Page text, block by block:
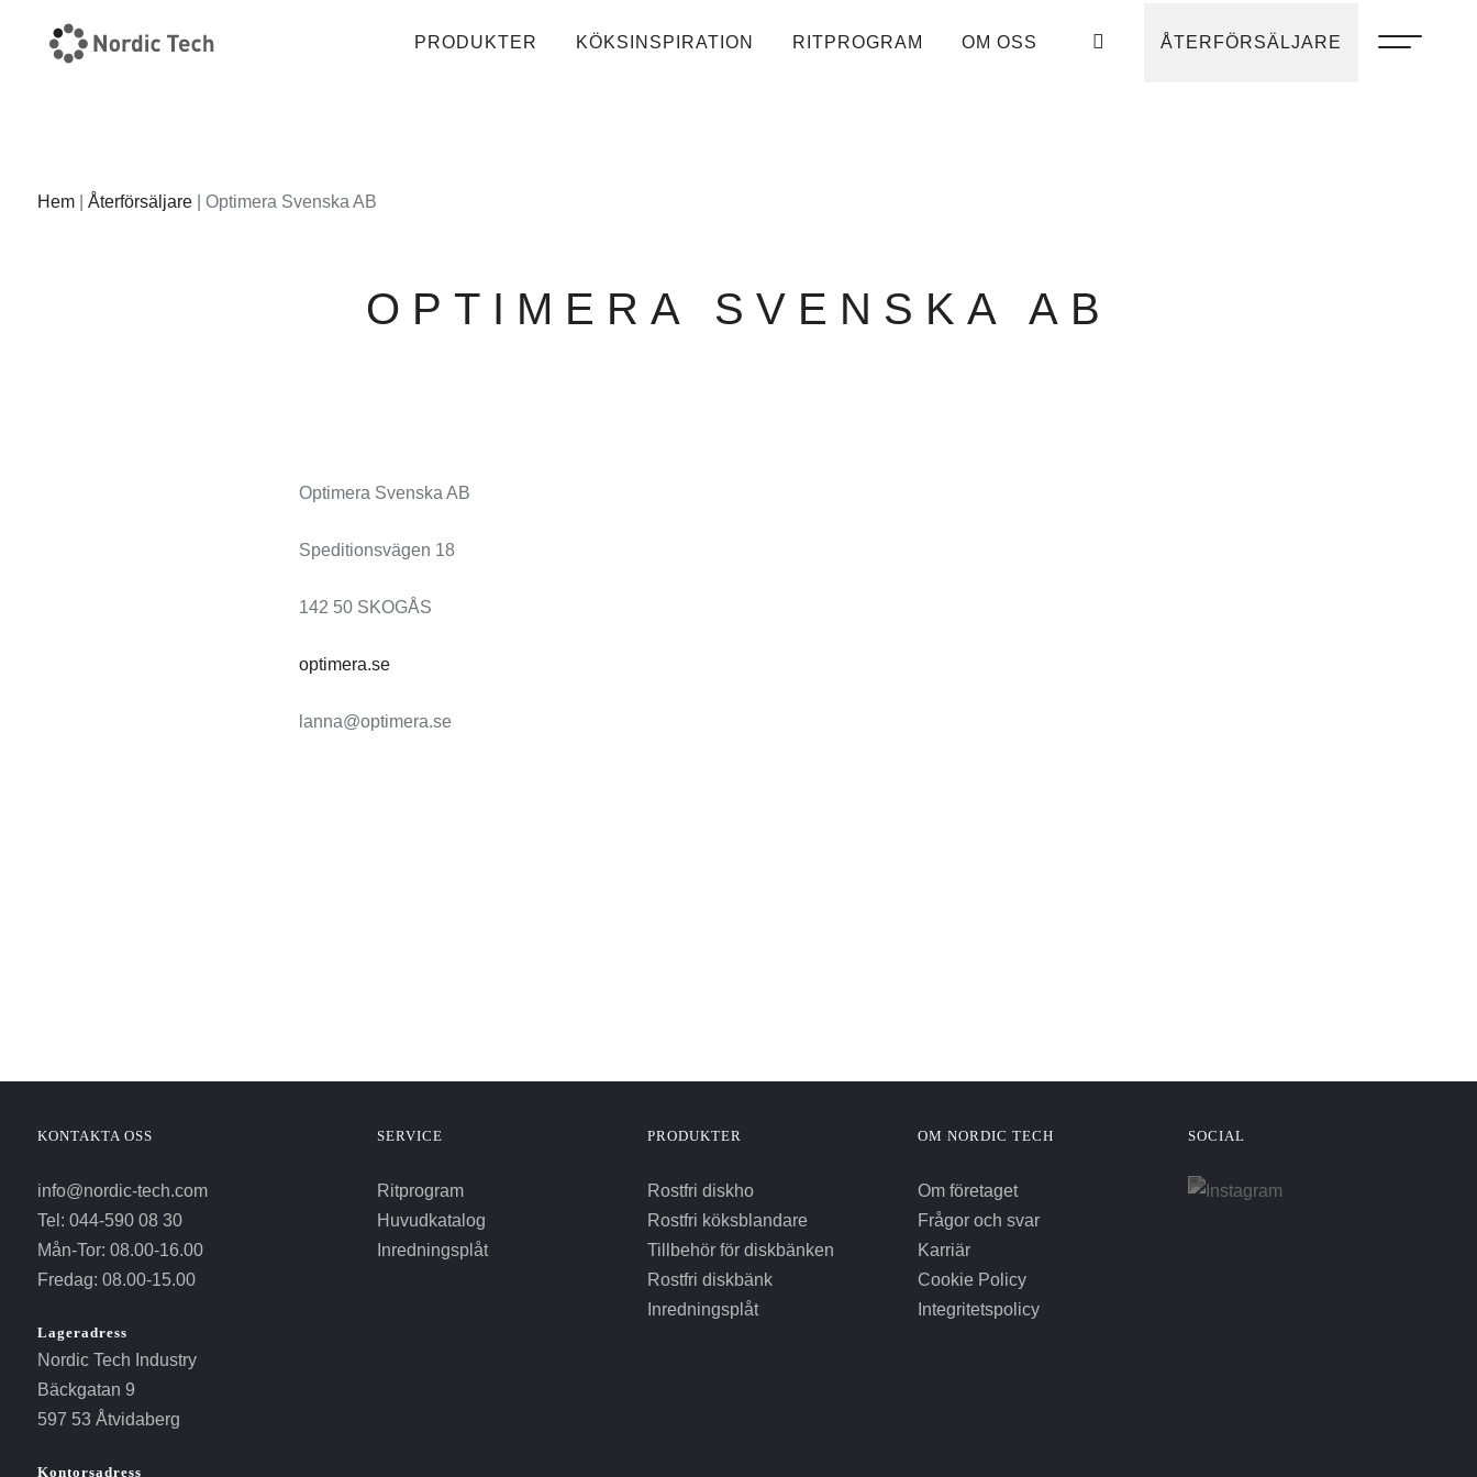
PRODUKTER KÖKSINSPIRATION RITPROGRAM OM OSS ÅTERFÖRSÄLJARE
Hem| Återförsäljare| Optimera Svenska AB
OPTIMERA SVENSKA AB
Optimera Svenska AB
Speditionsvägen 18
142 50 SKOGÅS
optimera.se
lanna@optimera.se
KONTAKTA OSS
info@nordic-tech.com
Tel: 044-590 08 30
Mån-Tor: 08.00-16.00
Fredag: 08.00-15.00
Lageradress
Nordic Tech Industry
Bäckgatan 9
597 53 Åtvidaberg
Kontorsadress
SERVICE
Ritprogram
Huvudkatalog
Inredningsplåt
PRODUKTER
Rostfri diskho
Rostfri köksblandare
Tillbehör för diskbänken
Rostfri diskbänk
Inredningsplåt
OM NORDIC TECH
Om företaget
Frågor och svar
Karriär
Cookie Policy
Integritetspolicy
SOCIAL